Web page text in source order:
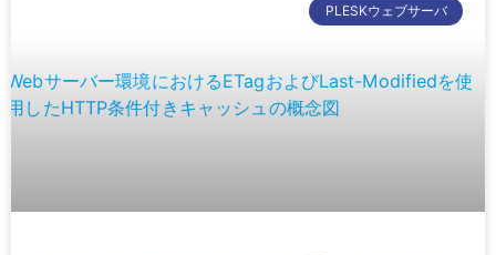
PLESKウェブサーバ